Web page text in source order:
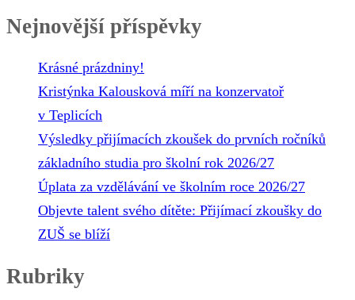
Nejnovější příspěvky
Krásné prázdniny!
Kristýnka Kalousková míří na konzervatoř
v Teplicích
Výsledky přijímacích zkoušek do prvních ročníků
základního studia pro školní rok 2026/27
Úplata za vzdělávání ve školním roce 2026/27
Objevte talent svého dítěte: Přijímací zkoušky do
ZUŠ se blíží
Rubriky